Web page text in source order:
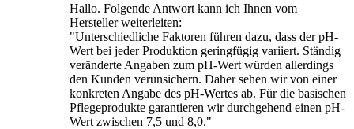
Hallo. Folgende Antwort kann ich Ihnen vom
Hersteller weiterleiten:
"Unterschiedliche Faktoren führen dazu, dass der pH-
Wert bei jeder Produktion geringfügig variiert. Ständig
veränderte Angaben zum pH-Wert würden allerdings
den Kunden verunsichern. Daher sehen wir von einer
konkreten Angabe des pH-Wertes ab. Für die basischen
Pflegeprodukte garantieren wir durchgehend einen pH-
Wert zwischen 7,5 und 8,0."